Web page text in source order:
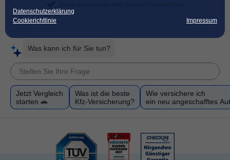
Datenschutzerklärung
Cookierichtlinie
Impressum
Was kann ich für Sie tun?
Jetzt Vergleich
starten 🚗
Was ist die beste
Kfz-Versicherung?
Wie versichere ich
ein neu angeschafftes